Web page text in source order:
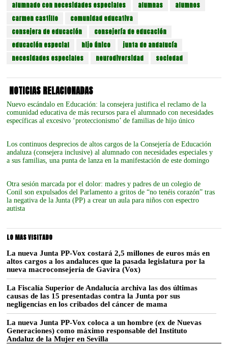
alumnado con necesidades especiales alumnas
alumnos
carmen castillo
comunidad educativa
consejera de educación
consejería de educación
educación especial
hijo único
junta de andalucía
necesidades especiales
neurodiversidad sociedad
NOTICIAS RELACIONADAS
Nuevo escándalo en Educación: la consejera justifica el reclamo de la
comunidad educativa de más recursos para el alumnado con necesidades
específicas al excesivo ‘proteccionismo’ de familias de hijo único
Los continuos desprecios de altos cargos de la Consejería de Educación
andaluza (consejera inclusive) al alumnado con necesidades especiales y
a sus familias, una punta de lanza en la manifestación de este domingo
Otra sesión marcada por el dolor: madres y padres de un colegio de
Conil son expulsados del Parlamento a gritos de “no tenéis corazón” tras
la negativa de la Junta (PP) a crear un aula para niños con espectro
autista
LO MAS VISITADO
La nueva Junta PP-Vox costará 2,5 millones de euros más en
altos cargos a los andaluces que la pasada legislatura por la
nueva macroconsejería de Gavira (Vox)
La Fiscalía Superior de Andalucía archiva las dos últimas
causas de las 15 presentadas contra la Junta por sus
negligencias en los cribados del cáncer de mama
La nueva Junta PP-Vox coloca a un hombre (ex de Nuevas
Generaciones) como máximo responsable del Instituto
Andaluz de la Mujer en Sevilla